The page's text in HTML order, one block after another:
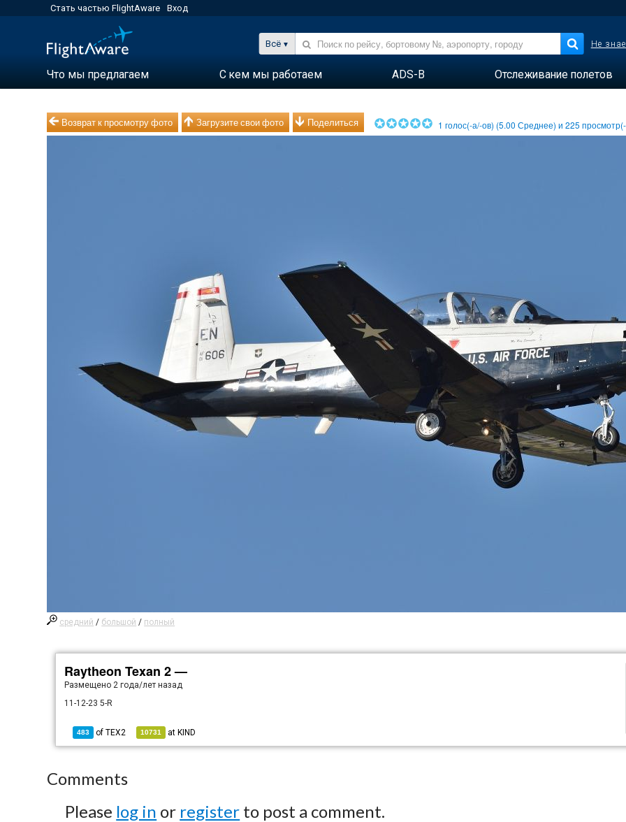
Стать частью FlightAware Вход
Всё Не
Что мы предлагаем С кем мы работаем ADS-B Отслеживание полетов
Возврат к просмотру фото Загрузите свои фото Поделиться 1 голос(-а/-ов) (5.00 Среднее) и225
средний / большой / полный
Raytheon Texan 2 —
Размещено2 года/лет назад
11-12-23 5-R
483 ofTEX2 10731 at KIND
Comments
Please log in or register to post a comment.